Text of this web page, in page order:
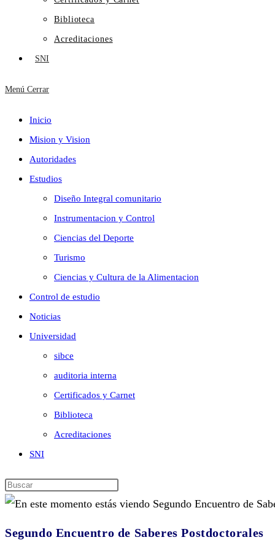
Biblioteca
Acreditaciones
SNI
Menú Cerrar
Inicio
Mision y Vision
Autoridades
Estudios
Diseño Integral comunitario
Instrumentacion y Control
Ciencias del Deporte
Turismo
Ciencias y Cultura de la Alimentacion
Control de estudio
Noticias
Universidad
sibce
auditoria interna
Certificados y Carnet
Biblioteca
Acreditaciones
SNI
Segundo Encuentro de Saberes Postdoctorales